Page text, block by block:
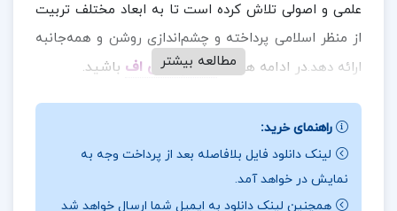
علمی و اصولی تلاش کرده است تا به ابعاد مختلف تربیت
از منظر اسلامی پرداخته و چشم‌اندازی روشن و همه‌جانبه
ارائه دهد.در ادامه همراهارزان پی دی اف باشید.
نقد و بررسی کتاب نگاهی دوباره به تربیت اسلامی 2
خسرو باقری:
جلد دوم این کتاب در قالبی دقیق و ساختارمند به بررسی
مطالعه بیشتر
راهنمای خرید:
لینک دانلود فایل بلافاصله بعد از پرداخت وجه به
نمایش در خواهد آمد.
همچنین لینک دانلود به ایمیل شما ارسال خواهد شد